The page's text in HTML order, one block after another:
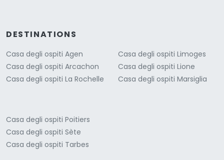
DESTINATIONS
Casa degli ospiti Agen
Casa degli ospiti Arcachon
Casa degli ospiti La Rochelle
Casa degli ospiti Limoges
Casa degli ospiti Lione
Casa degli ospiti Marsiglia
Casa degli ospiti Poitiers
Casa degli ospiti Sète
Casa degli ospiti Tarbes